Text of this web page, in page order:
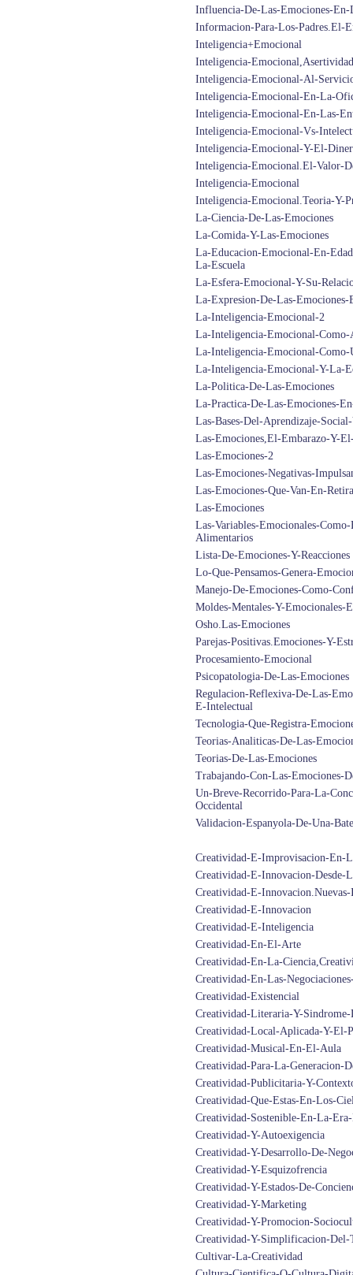
Influencia-De-Las-Emociones-
Informacion-Para-Los-Padres.El-
Inteligencia+Emocional
Inteligencia-
Inteligencia-Emocional-Al-
Inteligencia-Emocional-En-La-
Inteligencia-Emocional-En-Las-
Inteligencia-Emocional-Vs-
Inteligencia-Emocional-Y-El-
Inteligencia-Emocional.El-Valor-
Inteligencia-Emocional
Inteligencia-Emocional.Teoria-Y-
La-Ciencia-De-Las-Emociones
La-Comida-Y-Las-Emociones
La-Educacion-Emocional-En-
La-Escuela
La-Esfera-Emocional-Y-Su-
La-Expresion-De-Las-Emociones-
La-Inteligencia-Emocional-2
La-Inteligencia-Emocional-Como-
La-Inteligencia-Emocional-
La-Inteligencia-Emocional-Y-La-
La-Politica-De-Las-Emociones
La-Practica-De-Las-Emociones-
Las-Bases-Del-Aprendizaje-
Las-Emociones,El-Embarazo-Y-
Las-Emociones-2
Las-Emociones-Negativas-
Las-Emociones-Que-Van-En-
Las-Emociones
Las-Variables-Emocionales-
Alimentarios
Lista-De-Emociones-Y-Reacciones
Lo-Que-Pensamos-Genera-
Manejo-De-Emociones-Como-
Moldes-Mentales-Y-Emocionales-
Osho.Las-Emociones
Parejas-Positivas.Emociones-Y-
Procesamiento-Emocional
Psicopatologia-De-Las-Emociones
Regulacion-Reflexiva-De-Las-
E-Intelectual
Tecnologia-Que-Registra-
Teorias-Analiticas-De-Las-
Teorias-De-Las-Emociones
Trabajando-Con-Las-Emociones-
Un-Breve-Recorrido-Para-La-
Occidental
Validacion-Espanyola-De-Una-
Creatividad-E-Improvisacion-En-
Creatividad-E-Innovacion-Desde-
Creatividad-E-
Creatividad-E-Innovacion
Creatividad-E-Inteligencia
Creatividad-En-El-Arte
Creatividad-En-La-
Creatividad-En-Las-
Creatividad-Existencial
Creatividad-Literaria-Y-
Creatividad-Local-Aplicada-Y-El-
Creatividad-Musical-En-El-Aula
Creatividad-Para-La-Generacion-
Creatividad-Publicitaria-Y-
Creatividad-Que-Estas-En-Los-
Creatividad-Sostenible-En-La-
Creatividad-Y-Autoexigencia
Creatividad-Y-Desarrollo-De-
Creatividad-Y-Esquizofrencia
Creatividad-Y-Estados-De-
Creatividad-Y-Marketing
Creatividad-Y-Promocion-
Creatividad-Y-Simplificacion-Del-
Cultivar-La-Creatividad